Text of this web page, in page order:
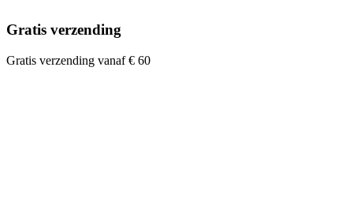
Gratis verzending
Gratis verzending vanaf € 60